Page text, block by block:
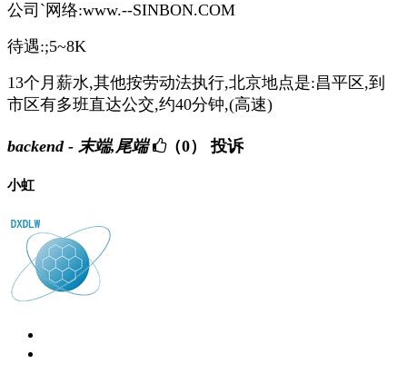
公司`网络:www.--SINBON.COM
待遇:;5~8K
13个月薪水,其他按劳动法执行,北京地点是:昌平区,到
市区有多班直达公交,约40分钟,(高速)
backend - 末端,尾端 （0） 投诉
小虹